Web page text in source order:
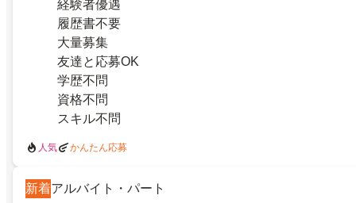
経験者優遇
履歴書不要
大量募集
友達と応募OK
学歴不問
資格不問
スキル不問
人気 かんたん応募
新着アルバイト・パート